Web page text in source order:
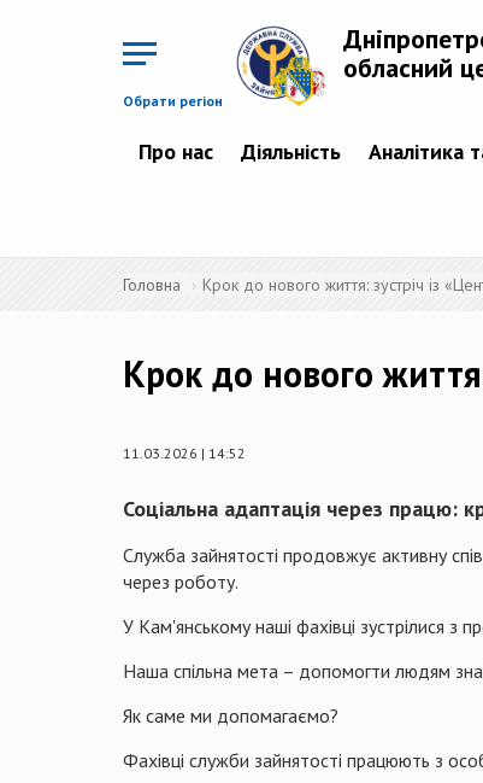
Обрати регіон
обласний
Про нас Діяльність Аналітика
Головна Крок до нового життя: зустріч із
Крок до нового
11.03.2026 | 14:52
Соціальна адаптація через працю:
Служба зайнятості продовжує активну
через роботу.
У Кам'янському наші фахівці зустрілися з
Наша спільна мета – допомогти людям
Як саме ми допомагаємо?
Фахівці служби зайнятості працюють з